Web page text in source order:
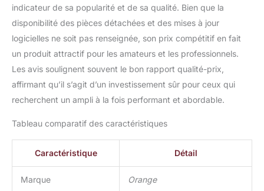
indicateur de sa popularité et de sa qualité. Bien que la
disponibilité des pièces détachées et des mises à jour
logicielles ne soit pas renseignée, son prix compétitif en fait
un produit attractif pour les amateurs et les professionnels.
Les avis soulignent souvent le bon rapport qualité-prix,
affirmant qu’il s’agit d’un investissement sûr pour ceux qui
recherchent un ampli à la fois performant et abordable.
Tableau comparatif des caractéristiques
Caractéristique Détail
Marque Orange